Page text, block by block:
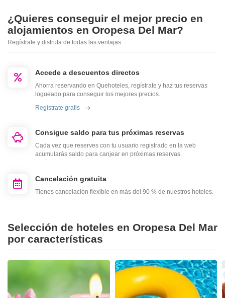
¿Quieres conseguir el mejor precio en
alojamientos en Oropesa Del Mar?
Regístrate y disfruta de todas las ventajas
Accede a descuentos directos
Ahorra reservando en Quehoteles, regístrate y haz tus reservas
logueado para conseguir los mejores precios.
Regístrate gratis
Consigue saldo para tus próximas reservas
Cada vez que reserves con tu usuario registrado en la web
acumularás saldo para canjear en próximas reservas.
Cancelación gratuita
Tienes cancelación flexible en más del 90 % de nuestros hoteles.
Selección de hoteles en Oropesa Del Mar
por características